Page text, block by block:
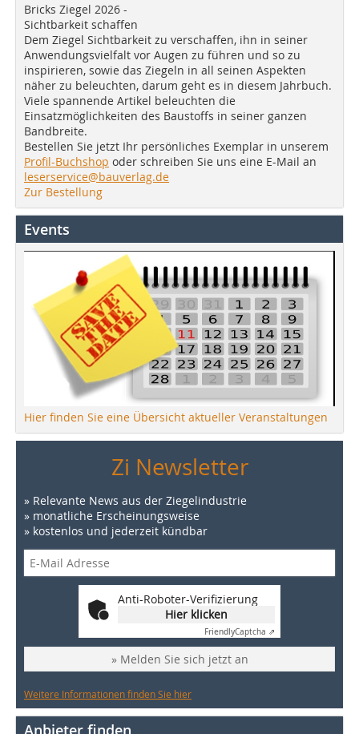
Bricks Ziegel 2026 -
Sichtbarkeit schaffen
Dem Ziegel Sichtbarkeit zu verschaffen, ihn in seiner
Anwendungsvielfalt vor Augen zu führen und so zu
inspirieren, sowie das Ziegeln in all seinen Aspekten
näher zu beleuchten, darum geht es in diesem Jahrbuch.
Viele spannende Artikel beleuchten die
Einsatzmöglichkeiten des Baustoffs in seiner ganzen
Bandbreite.
Bestellen Sie jetzt Ihr persönliches Exemplar in unserem
Profil-Buchshop oder schreiben Sie uns eine E-Mail an
leserservice@bauverlag.de
Zur Bestellung
Events
Hier finden Sie eine Übersicht aktueller Veranstaltungen
Zi Newsletter
» Relevante News aus der Ziegelindustrie
» monatliche Erscheinungsweise
» kostenlos und jederzeit kündbar
Anti-Roboter-Verifizierung
Hier klicken
FriendlyCaptcha ⇗
» Melden Sie sich jetzt an
Weitere Informationen finden Sie hier
Anbieter finden